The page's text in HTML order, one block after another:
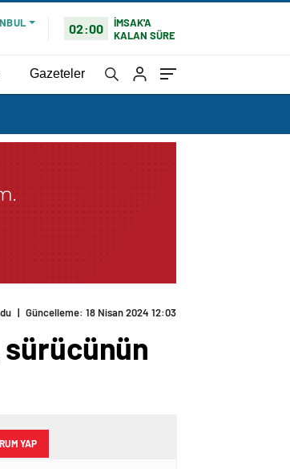
02:00
İMSAK'A
KALAN SÜRE
Gazeteler
| Güncelleme: 18 Nisan 2024 12:03
sürücünün
YAP